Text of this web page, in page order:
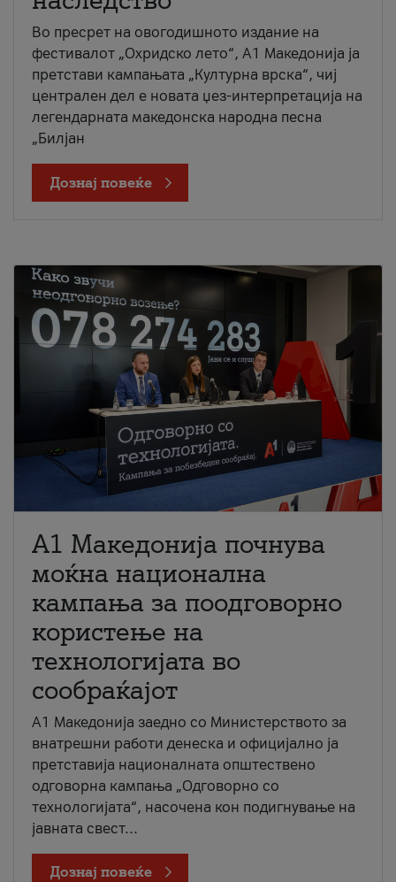
Во пресрет на овогодишното издание на
фестивалот „Охридско лето“, А1 Македонија ја
претстави кампањата „Културна врска“, чиј
централен дел е новата џез-интерпретација на
легендарната македонска народна песна
„Билјан
Дознај повеќе
A1 Македонија почнува
моќна национална
кампања за поодговорно
користење на
технологијата во
сообраќајот
A1 Македонија заедно со Министерството за
внатрешни работи денеска и официјално ја
претставија националната општествено
одговорна кампања „Одговорно со
технологијата“, насочена кон подигнување на
јавната свест...
Дознај повеќе